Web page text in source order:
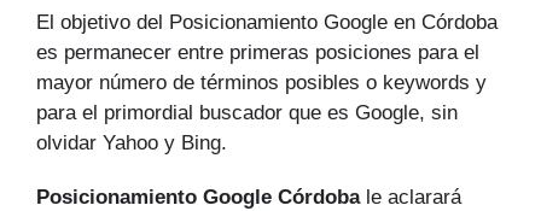
El objetivo del Posicionamiento Google en Córdoba
es permanecer entre primeras posiciones para el
mayor número de tér­minos posibles o keywords y
para el primordial buscador que es Google, sin
olvidar Yahoo y Bing.
Posicionamiento Google Córdobale aclarará